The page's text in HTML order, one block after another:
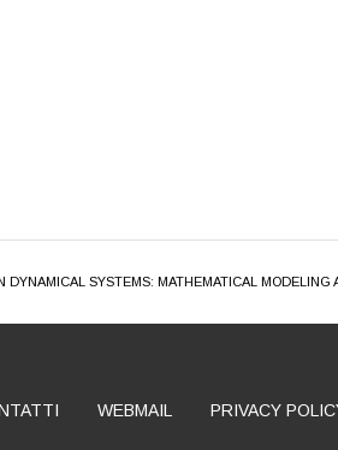
SYSTEMS: MATHEMATICAL
WEBMAIL PRIVACY